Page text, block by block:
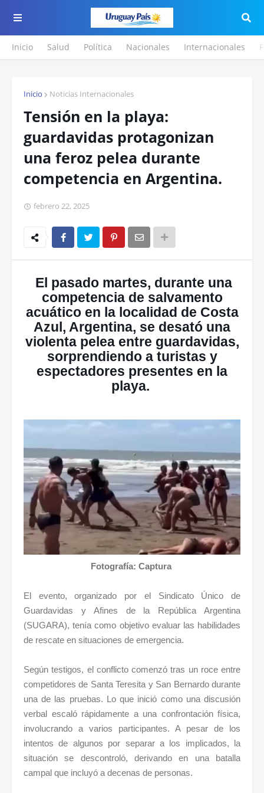
Inicio Salud Política Nacionales Internacionales
Inicio Noticias Internacionales
Tensión en la playa:
guardavidas protagonizan
una feroz pelea durante
competencia en Argentina.
febrero 22, 2025
El pasado martes, durante una
competencia de salvamento
acuático en la localidad de Costa
Azul, Argentina, se desató una
violenta pelea entre guardavidas,
sorprendiendo a turistas y
espectadores presentes en la
playa.
Fotografía: Captura
El evento, organizado por el Sindicato Único de
Guardavidas y Afines de la República Argentina
(SUGARA), tenía como objetivo evaluar las habilidades
de rescate en situaciones de emergencia.
Según testigos, el conflicto comenzó tras un roce entre
competidores de Santa Teresita y San Bernardo durante
una de las pruebas. Lo que inició como una discusión
verbal escaló rápidamente a una confrontación física,
involucrando a varios participantes. A pesar de los
intentos de algunos por separar a los implicados, la
situación se descontroló, derivando en una batalla
campal que incluyó a decenas de personas.